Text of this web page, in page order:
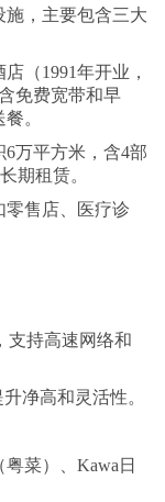
，主要包含三大
（1991年开业，
免费宽带和早
。
万平方米，含4部
期租赁。
零售店、医疗诊
支持高速网络和
净高和灵活性。
菜）、Kawa日